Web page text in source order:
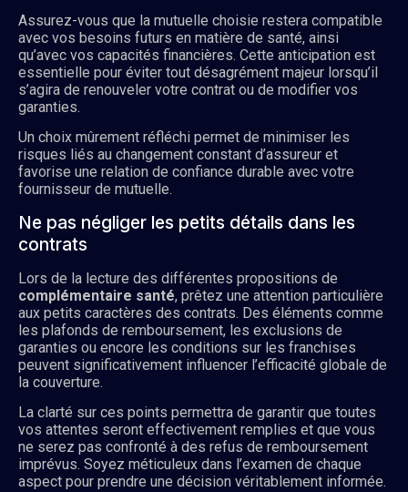
Assurez-vous que la mutuelle choisie restera compatible
avec vos besoins futurs en matière de santé, ainsi
qu’avec vos capacités financières. Cette anticipation est
essentielle pour éviter tout désagrément majeur lorsqu’il
s’agira de renouveler votre contrat ou de modifier vos
garanties.
Un choix mûrement réfléchi permet de minimiser les
risques liés au changement constant d’assureur et
favorise une relation de confiance durable avec votre
fournisseur de mutuelle.
Ne pas négliger les petits détails dans les
contrats
Lors de la lecture des différentes propositions de
complémentaire santé, prêtez une attention particulière
aux petits caractères des contrats. Des éléments comme
les plafonds de remboursement, les exclusions de
garanties ou encore les conditions sur les franchises
peuvent significativement influencer l’efficacité globale de
la couverture.
La clarté sur ces points permettra de garantir que toutes
vos attentes seront effectivement remplies et que vous
ne serez pas confronté à des refus de remboursement
imprévus. Soyez méticuleux dans l’examen de chaque
aspect pour prendre une décision véritablement informée.